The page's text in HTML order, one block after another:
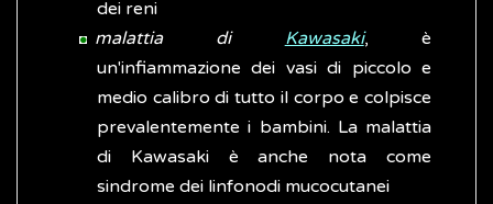
dei reni
malattia di Kawasaki, è
un'infiammazione dei vasi di piccolo e
medio calibro di tutto il corpo e colpisce
prevalentemente i bambini. La malattia
di Kawasaki è anche nota come
sindrome dei linfonodi mucocutanei